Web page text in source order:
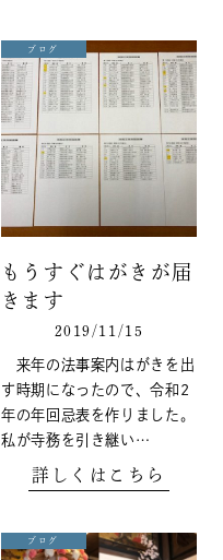
ブログ
もうすぐはがきが届
きます
2019/11/15
来年の法事案内はがきを出
す時期になったので、令和2
年の年回忌表を作りました。
私が寺務を引き継い…
詳しくはこちら
ブログ